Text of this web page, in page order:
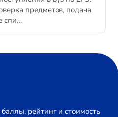
предметов, подача
спи…
рейтинг и стоимость